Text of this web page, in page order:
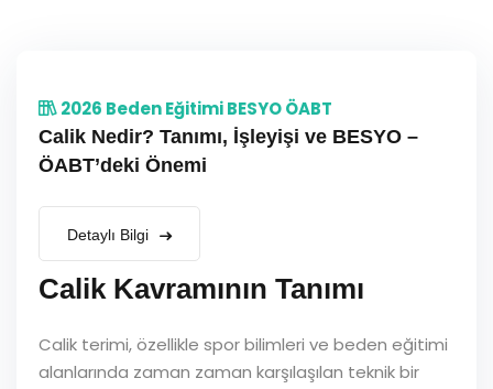
2026 Beden Eğitimi BESYO ÖABT
Calik Nedir? Tanımı, İşleyişi ve BESYO –
ÖABT’deki Önemi
Detaylı Bilgi
Calik Kavramının Tanımı
Calik terimi, özellikle spor bilimleri ve beden eğitimi
alanlarında zaman zaman karşılaşılan teknik bir